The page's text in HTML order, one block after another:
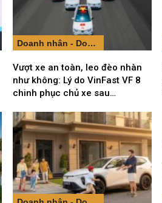
Doanh nhân - Doanh nghiệp
Vượt xe an toàn, leo đèo nhàn
như không: Lý do VinFast VF 8
chinh phục chủ xe sau…